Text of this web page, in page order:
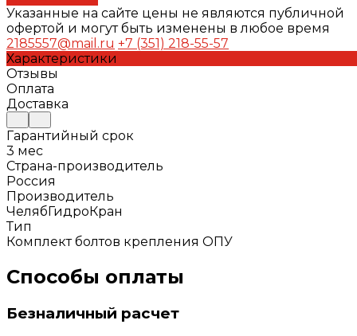
Указанные на сайте цены не являются публичной
офертой и могут быть изменены в любое время
2185557@mail.ru +7 (351) 218-55-57
Характеристики
Отзывы
Оплата
Доставка
Гарантийный срок
3 мес
Страна-производитель
Россия
Производитель
ЧелябГидроКран
Тип
Комплект болтов крепления ОПУ
Способы оплаты
Безналичный расчет